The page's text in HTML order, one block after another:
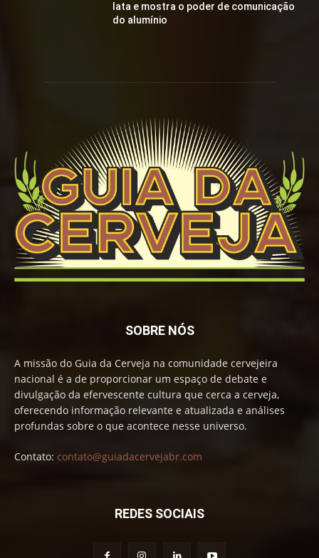
lata e mostra o poder de comunicação
do alumínio
SOBRE NÓS
A missão do Guia da Cerveja na comunidade cervejeira
nacional é a de proporcionar um espaço de debate e
divulgação da efervescente cultura que cerca a cerveja,
oferecendo informação relevante e atualizada e análises
profundas sobre o que acontece nesse universo.
Contato: contato@guiadacervejabr.com
REDES SOCIAIS